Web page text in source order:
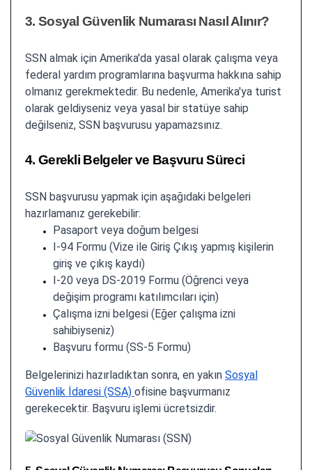
3. Sosyal Güvenlik Numarası Nasıl Alınır?
SSN almak için Amerika'da yasal olarak çalışma veya
federal yardım programlarına başvurma hakkına sahip
olmanız gerekmektedir. Bu nedenle, Amerika'ya turist
olarak geldiyseniz veya yasal bir statüye sahip
değilseniz, SSN başvurusu yapamazsınız.
4. Gerekli Belgeler ve Başvuru Süreci
SSN başvurusu yapmak için aşağıdaki belgeleri
hazırlamanız gerekebilir:
Pasaport veya doğum belgesi
I-94 Formu (Vize ile Giriş Çıkış yapmış kişilerin
giriş ve çıkış kaydı)
I-20 veya DS-2019 Formu (Öğrenci veya
değişim programı katılımcıları için)
Çalışma izni belgesi (Eğer çalışma izni
sahibiyseniz)
Başvuru formu (SS-5 Formu)
Belgelerinizi hazırladıktan sonra, en yakın Sosyal
Güvenlik İdaresi (SSA) ofisine başvurmanız
gerekecektir. Başvuru işlemi ücretsizdir.